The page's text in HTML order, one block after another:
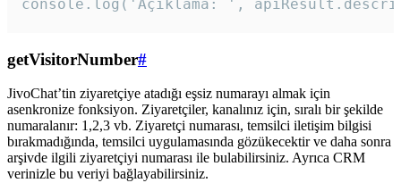
console.log('Açıklama: ',
getVisitorNumber#
JivoChat’tin ziyaretçiye atadığı eşsiz numarayı almak için
asenkronize fonksiyon. Ziyaretçiler, kanalınız için, sıralı bir şekilde
numaralanır: 1,2,3 vb. Ziyaretçi numarası, temsilci iletişim bilgisi
bırakmadığında, temsilci uygulamasında gözükecektir ve daha sonra
arşivde ilgili ziyaretçiyi numarası ile bulabilirsiniz. Ayrıca CRM
verinizle bu veriyi bağlayabilirsiniz.